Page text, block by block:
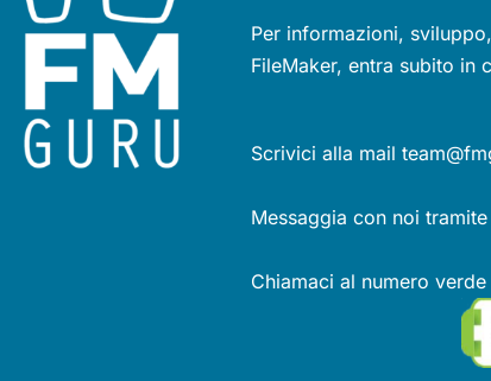
Per informazioni,
FileMaker, entra subito in
Scrivici alla mail
Messaggia con noi
Chiamaci al numero verde